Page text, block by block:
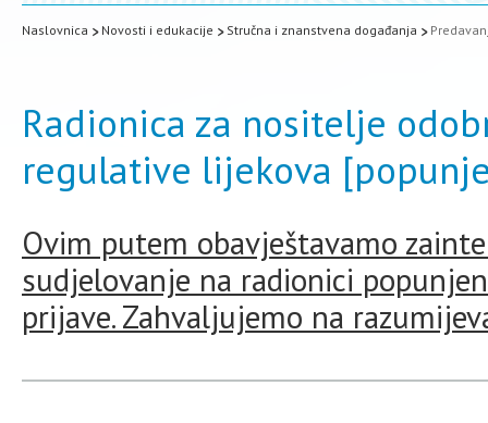
Naslovnica Novosti i edukacije Stručna i znanstvena događanja
Radionica za nositelje
regulative lijekova
Ovim putem obavještavamo
sudjelovanje na radionici
prijave. Zahvaljujemo na